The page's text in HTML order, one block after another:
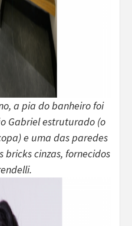
a pia do banheiro foi
Gabriel estruturado (o
e uma das paredes
cinzas, fornecidos